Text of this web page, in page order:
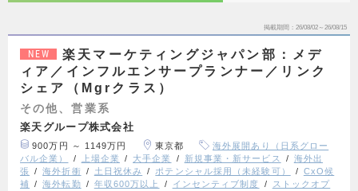
掲載期間 26/08/02～26/08/15
NEW
楽天マーケティングジャパン部：メデ
ィア／インフルエンサープランナー／リンク
シェア（Mgrクラス）
その他、営業系
楽天グループ株式会社
900万円 ～ 1149万円 東京都
海外展開あり（日系グロー
バル企業）
上場企業 大手企業 新規事業・新サービス
海外出
張
海外折衝 土日祝休み ポテンシャル採用（未経験可）
CxO候
補
海外転勤 年収600万以上 インセンティブ制度
ストックオプ